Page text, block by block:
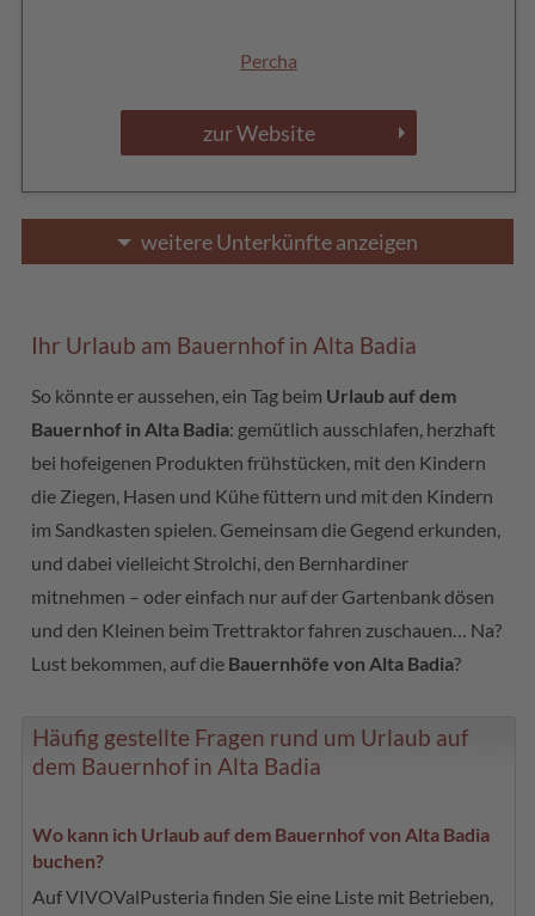
Percha
zur Website
weitere Unterkünfte anzeigen
Ihr Urlaub am Bauernhof in Alta Badia
So könnte er aussehen, ein Tag beim Urlaub auf dem
Bauernhof in Alta Badia: gemütlich ausschlafen, herzhaft
bei hofeigenen Produkten frühstücken, mit den Kindern
die Ziegen, Hasen und Kühe füttern und mit den Kindern
im Sandkasten spielen. Gemeinsam die Gegend erkunden,
und dabei vielleicht Strolchi, den Bernhardiner
mitnehmen – oder einfach nur auf der Gartenbank dösen
und den Kleinen beim Trettraktor fahren zuschauen… Na?
Lust bekommen, auf die Bauernhöfe von Alta Badia?
Häufig gestellte Fragen rund um Urlaub auf
dem Bauernhof in Alta Badia
Wo kann ich Urlaub auf dem Bauernhof von Alta Badia
buchen?
Auf VIVOValPusteria finden Sie eine Liste mit Betrieben,